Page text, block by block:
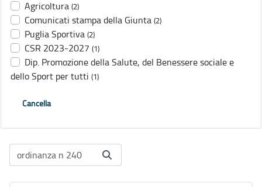
Agricoltura (2)
Comunicati stampa della Giunta (2)
Puglia Sportiva (2)
CSR 2023-2027 (1)
Dip. Promozione della Salute, del Benessere sociale e
dello Sport per tutti (1)
Cancella